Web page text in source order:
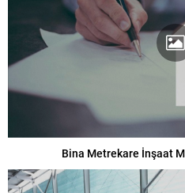
Bina Metrekare İnşaat